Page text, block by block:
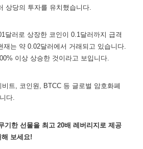
상당의 투자를 유치했습니다.
달러로 상장한 코인이 0.1달러까지 급격
재는 약 0.02달러에서 거래되고 있습니다.
이상 상승한 것이라고 보입니다.
트, 코인원, BTCC 등 글로벌 암호화폐
다.
기한 선물을 최고 20배 레버리지로 제공
보세요!